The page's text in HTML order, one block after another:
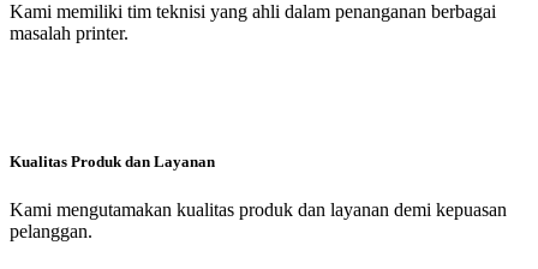
Kami memiliki tim teknisi yang ahli dalam penanganan berbagai
masalah printer.
Kualitas Produk dan Layanan
Kami mengutamakan kualitas produk dan layanan demi kepuasan
pelanggan.